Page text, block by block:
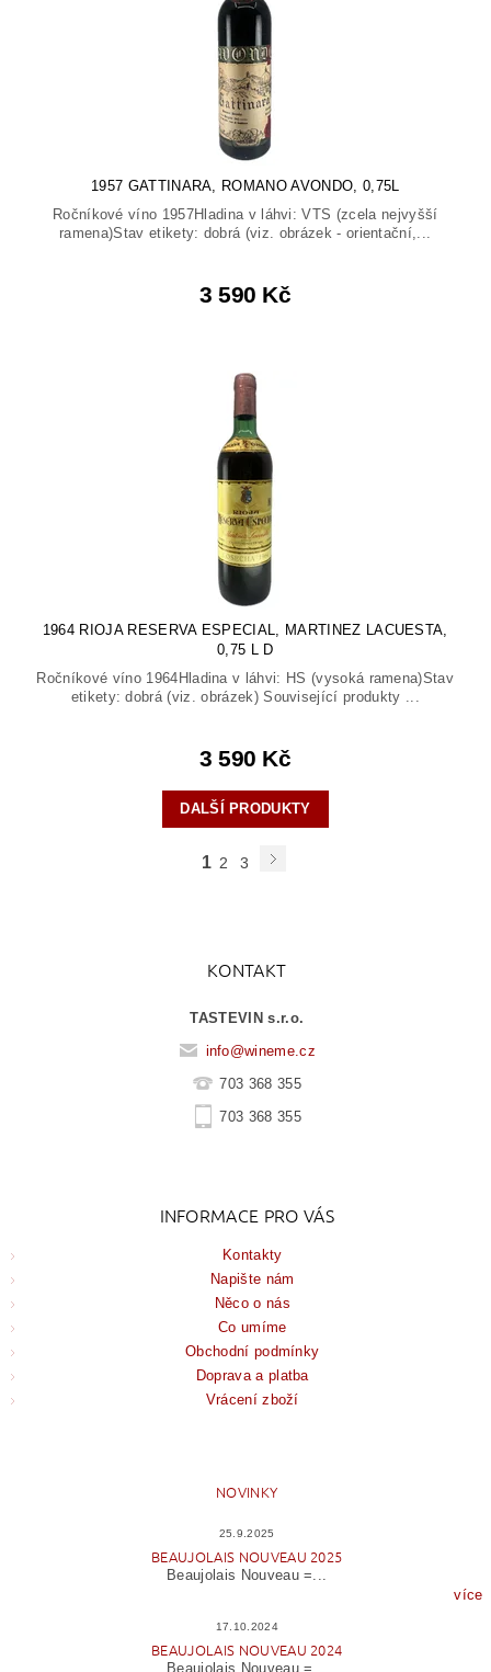
1957 GATTINARA, ROMANO AVONDO, 0,75L
Ročníkové víno 1957Hladina v láhvi: VTS (zcela nejvyšší
ramena)Stav etikety: dobrá (viz. obrázek - orientační,...
3 590 Kč
1964 RIOJA RESERVA ESPECIAL, MARTINEZ LACUESTA,
0,75 L D
Ročníkové víno 1964Hladina v láhvi: HS (vysoká ramena)Stav
etikety: dobrá (viz. obrázek) Související produkty ...
3 590 Kč
DALŠÍ PRODUKTY
1 2 3
KONTAKT
TASTEVIN s.r.o.
info@wineme.cz
703 368 355
703 368 355
INFORMACE PRO VÁS
Kontakty
Napište nám
Něco o nás
Co umíme
Obchodní podmínky
Doprava a platba
Vrácení zboží
NOVINKY
25.9.2025
BEAUJOLAIS NOUVEAU 2025
Beaujolais Nouveau =...
více
17.10.2024
BEAUJOLAIS NOUVEAU 2024
Beaujolais Nouveau =...